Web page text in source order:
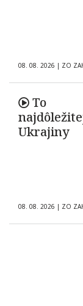
08. 08. 2026 | ZO
To
Ukrajiny
08. 08. 2026 | ZO